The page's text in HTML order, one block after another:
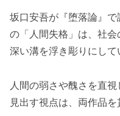
坂口安吾が『堕落論』
の「人間失格」は、社
深い溝を浮き彫りにして
人間の弱さや醜さを直
見出す視点は、両作品を